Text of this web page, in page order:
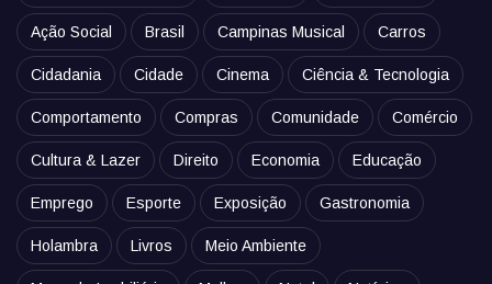
Ação Social Brasil Campinas Musical Carros
Cidadania Cidade Cinema Ciência & Tecnologia
Comportamento Compras Comunidade Comércio
Cultura & Lazer Direito Economia Educação
Emprego Esporte Exposição Gastronomia
Holambra Livros Meio Ambiente